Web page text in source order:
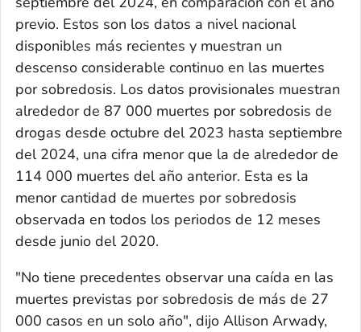
previo. Estos son los datos a nivel nacional
disponibles más recientes y muestran un
descenso considerable continuo en las muertes
por sobredosis. Los datos provisionales muestran
alrededor de 87 000 muertes por sobredosis de
drogas desde octubre del 2023 hasta septiembre
del 2024, una cifra menor que la de alrededor de
114 000 muertes del año anterior. Esta es la
menor cantidad de muertes por sobredosis
observada en todos los periodos de 12 meses
desde junio del 2020.
"No tiene precedentes observar una caída en las
muertes previstas por sobredosis de más de 27
000 casos en un solo año", dijo Allison Arwady,